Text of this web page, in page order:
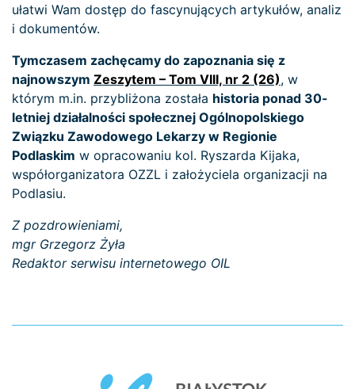
ułatwi Wam dostęp do fascynujących artykułów, analiz
i dokumentów.
Tymczasem zachęcamy do zapoznania się z
najnowszym Zeszytem – Tom VIII, nr 2 (26), w
którym m.in. przybliżona została historia ponad 30-
letniej działalności społecznej Ogólnopolskiego
Związku Zawodowego Lekarzy w Regionie
Podlaskim w opracowaniu kol. Ryszarda Kijaka,
współorganizatora OZZL i założyciela organizacji na
Podlasiu.
Z pozdrowieniami,
mgr Grzegorz Żyła
Redaktor serwisu internetowego OIL